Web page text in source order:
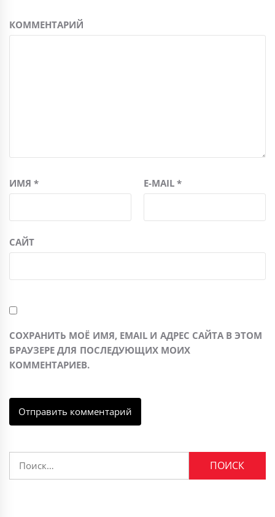
КОММЕНТАРИЙ
ИМЯ* E-MAIL*
САЙТ
СОХРАНИТЬ МОЁ ИМЯ, EMAIL И АДРЕС САЙТА В ЭТОМ
БРАУЗЕРЕ ДЛЯ ПОСЛЕДУЮЩИХ МОИХ
КОММЕНТАРИЕВ.